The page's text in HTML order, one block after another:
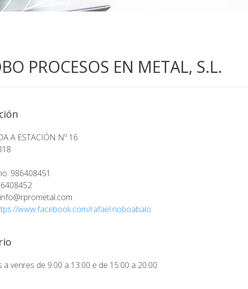
PROCESOS EN METAL, S.L.
A ESTACIÓN Nº 16
986408451
info@rprometal.com
www.facebook.com/rafael.rioboabalo
a venres de 9:00 a 13:00 e de 15:00 a 20:00.